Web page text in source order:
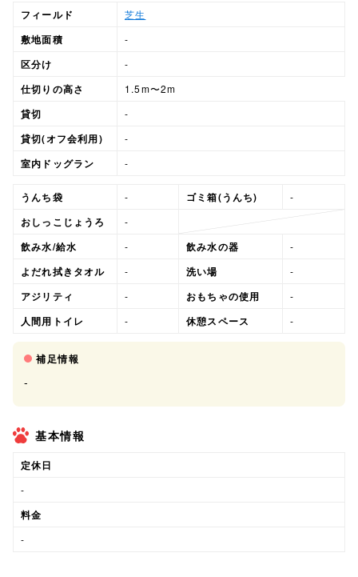
フィールド 芝生
敷地面積 -
区分け -
仕切りの高さ 1.5m〜2m
貸切 -
貸切(オフ会利用) -
室内ドッグラン -
うんち袋 - ゴミ箱(うんち) -
おしっこじょうろ -
飲み水/給水 - 飲み水の器 -
よだれ拭きタオル - 洗い場 -
アジリティ - おもちゃの使用 -
人間用トイレ - 休憩スペース -
補足情報
-
基本情報
定休日
-
料金
-